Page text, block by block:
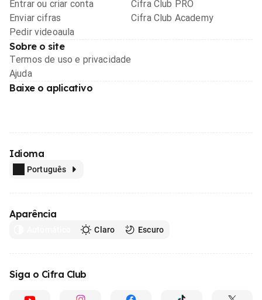
Entrar ou criar conta
Enviar cifras
Pedir videoaula
Cifra Club PRO
Cifra Club Academy
Sobre o site
Termos de uso e privacidade
Ajuda
Baixe o aplicativo
Idioma
Português
Aparência
Claro Escuro
Siga o Cifra Club